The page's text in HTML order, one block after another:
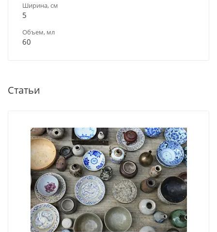
Ширина, см
5
Объем, мл
60
Статьи